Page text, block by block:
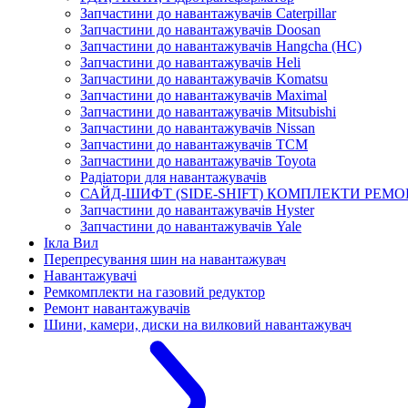
Запчастини до навантажувачів Caterpillar
Запчастини до навантажувачів Doosan
Запчастини до навантажувачів Hangcha (HC)
Запчастини до навантажувачів Heli
Запчастини до навантажувачів Komatsu
Запчастини до навантажувачів Maximal
Запчастини до навантажувачів Mitsubishi
Запчастини до навантажувачів Nissan
Запчастини до навантажувачів TCM
Запчастини до навантажувачів Toyota
Радіатори для навантажувачів
САЙД-ШИФТ (SIDE-SHIFT) КОМПЛЕКТИ
Запчастини до навантажувачів Hyster
Запчастини до навантажувачів Yale
Ікла Вил
Перепресування шин на навантажувач
Навантажувачі
Ремкомплекти на газовий редуктор
Ремонт навантажувачів
Шини, камери, диски на вилковий навантажувач